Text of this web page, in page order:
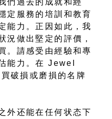
定服務的培訓和教育
能力。正因如此，我
況做出堅定的評價，
。請感受由經驗和專
能力。在 Jewel
破損或磨損的名牌
外还能在任何状态下